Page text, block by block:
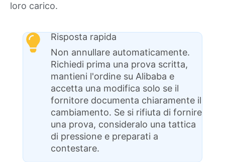
loro carico.
Risposta rapida
Non annullare automaticamente.
Richiedi prima una prova scritta,
mantieni l'ordine su Alibaba e
accetta una modifica solo se il
fornitore documenta chiaramente il
cambiamento. Se si rifiuta di fornire
una prova, consideralo una tattica
di pressione e preparati a
contestare.